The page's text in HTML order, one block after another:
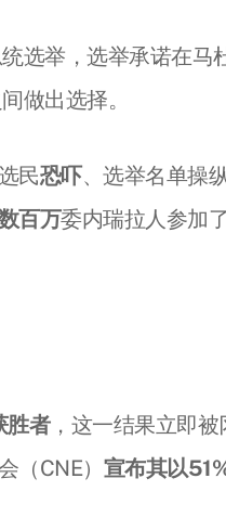
选举，选举承诺在马
做出选择。
民恐吓、选举名单操
百万委内瑞拉人参加
胜者，这一结果立即
（CNE） 宣布其以